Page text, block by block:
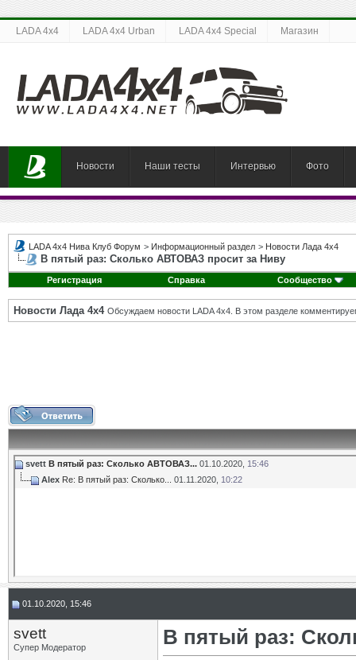
LADA 4x4 LADA 4x4 Urban LADA 4x4 Special Магазин
Новости Наши тесты Интервью Фото
LADA 4x4 Нива Клуб Форум > Информационный раздел > Новости Лада 4х4
В пятый раз: Сколько АВТОВАЗ просит за Ниву
Регистрация Справка Сообщество
Новости Лада 4х4 Обсуждаем новости LADA 4x4. В этом разделе
svett В пятый раз: Сколько АВТОВАЗ... 01.10.2020, 15:46
Alex Re: В пятый раз: Сколько... 01.11.2020, 10:22
01.10.2020, 15:46
svett
Супер Модератор
В пятый раз: